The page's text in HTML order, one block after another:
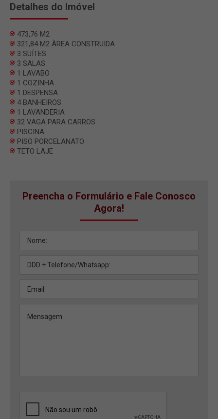
Detalhes do Imóvel
473,76 M2
321,84 M2 ÀREA CONSTRUIDA
3 SUÍTES
3 SALAS
1 LAVABO
1 COZINHA
1 DESPENSA
4 BANHEIROS
1 LAVANDERIA
32 VAGA PARA CARROS
PISCINA
PISO PORCELANATO
TETO LAJE
Preencha o Formulário e Fale Conosco
Agora!